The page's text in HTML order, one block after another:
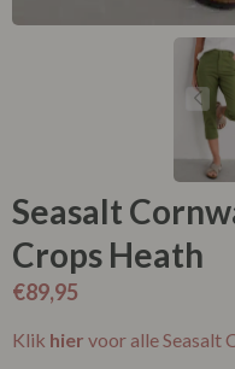
Seasalt
Crops Heath
€89,95
Klik hier voor alle Seasalt